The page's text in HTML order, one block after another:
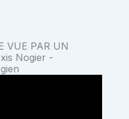
VUE PAR UN
Nogier -